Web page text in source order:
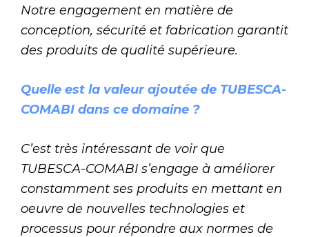
Notre engagement en matière de
conception, sécurité et fabrication garantit
des produits de qualité supérieure.
Quelle est la valeur ajoutée de TUBESCA-
COMABI dans ce domaine ?
C’est très intéressant de voir que
TUBESCA-COMABI s’engage à améliorer
constamment ses produits en mettant en
oeuvre de nouvelles technologies et
processus pour répondre aux normes de